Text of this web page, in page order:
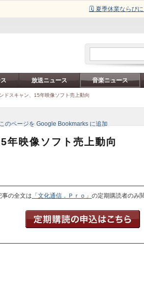
🗓️ 夏季休業ならび
放送ニュース 音楽ニュース
ドスキャン、15年映像ソフト売上動向
年映像ソフト売上動向
事の全文は 「文化通信．Ｐｒｏ」 の定期購読者のみ